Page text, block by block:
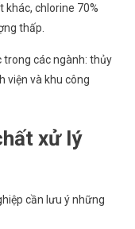
khác, chlorine 70%
thấp.
trong các ngành: thủy
viện và khu công
xử lý
cần lưu ý những